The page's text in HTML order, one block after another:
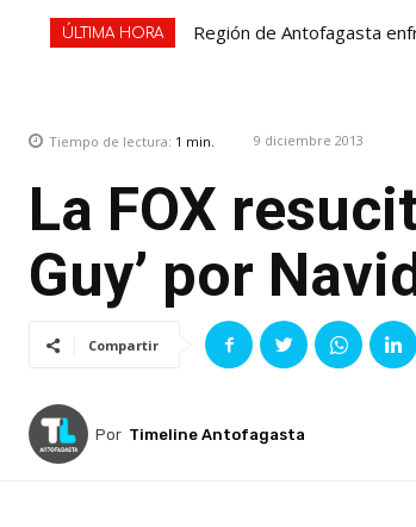
ÚLTIMA HORA Región de Antofagasta
Tiempo de lectura: 1 min. 9 diciembre 2013
La FOX
Guy’ por
Compartir
Por Timeline Antofagasta